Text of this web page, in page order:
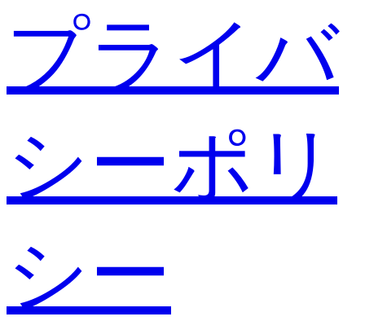
プライバ
シーポリ
シー